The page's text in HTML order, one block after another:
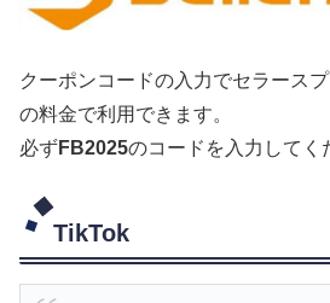
クーポンコードの入力でセラース
の料金で利用できます。
必ずFB2025のコードを入力してく
TikTok